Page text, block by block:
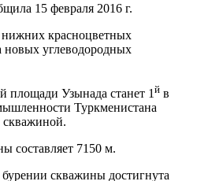
15 февраля 2016 г.
нижних красноцветных
новых углеводородных
площади Узынада станет 1 й в
Туркменистана
скважиной.
составляет 7150 м.
скважины достигнута